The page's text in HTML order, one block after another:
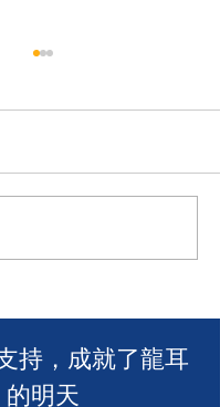
助午餐&晚餐
起創造改變！🎉
持，成就了龍耳
的明天